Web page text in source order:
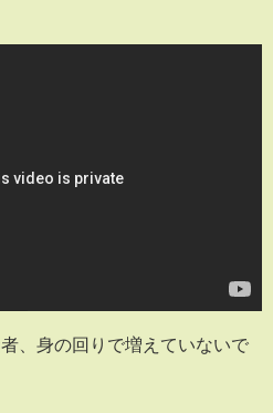
、身の回りで増えていないで